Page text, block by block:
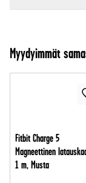
Myydyimmät
Fitbit Charge 5
Magneettinen
1 m, Musta